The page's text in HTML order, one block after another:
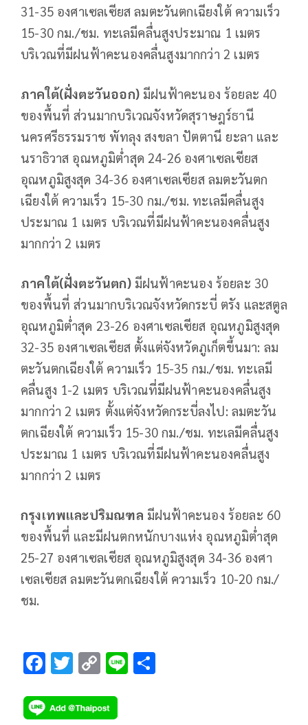
31-35 องศาเซลเซียส ลมตะวันตกเฉียงใต้ ความเร็ว
15-30 กม./ชม. ทะเลมีคลื่นสูงประมาณ 1 เมตร
บริเวณที่มีฝนฟ้าคะนองคลื่นสูงมากกว่า 2 เมตร
ภาคใต้(ฝั่งตะวันออก)มีฝนฟ้าคะนอง ร้อยละ 40
ของพื้นที่ ส่วนมากบริเวณจังหวัดสุราษฎร์ธานี
นครศรีธรรมราช พัทลุง สงขลา ปัตตานี ยะลา และ
นราธิวาส อุณหภูมิต่ำสุด 24-26 องศาเซลเซียส
อุณหภูมิสูงสุด 34-36 องศาเซลเซียส ลมตะวันตก
เฉียงใต้ ความเร็ว 15-30 กม./ชม. ทะเลมีคลื่นสูง
ประมาณ 1 เมตร บริเวณที่มีฝนฟ้าคะนองคลื่นสูง
มากกว่า 2 เมตร
ภาคใต้(ฝั่งตะวันตก)มีฝนฟ้าคะนอง ร้อยละ 30
ของพื้นที่ ส่วนมากบริเวณจังหวัดกระบี่ ตรัง และสตูล
อุณหภูมิต่ำสุด 23-26 องศาเซลเซียส อุณหภูมิสูงสุด
32-35 องศาเซลเซียส ตั้งแต่จังหวัดภูเก็ตขึ้นมา: ลม
ตะวันตกเฉียงใต้ ความเร็ว 15-35 กม./ชม. ทะเลมี
คลื่นสูง 1-2 เมตร บริเวณที่มีฝนฟ้าคะนองคลื่นสูง
มากกว่า 2 เมตร ตั้งแต่จังหวัดกระบี่ลงไป: ลมตะวัน
ตกเฉียงใต้ ความเร็ว 15-30 กม./ชม. ทะเลมีคลื่นสูง
ประมาณ 1 เมตร บริเวณที่มีฝนฟ้าคะนองคลื่นสูง
มากกว่า 2 เมตร
กรุงเทพและปริมณฑล มีฝนฟ้าคะนอง ร้อยละ 60
ของพื้นที่ และมีฝนตกหนักบางแห่ง อุณหภูมิต่ำสุด
25-27 องศาเซลเซียส อุณหภูมิสูงสุด 34-36 องศา
เซลเซียส ลมตะวันตกเฉียงใต้ ความเร็ว 10-20 กม./
ชม.
F
e
T
tt
C
p
Li